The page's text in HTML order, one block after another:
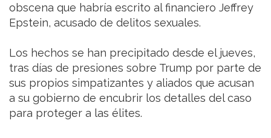
obscena que habría escrito al financiero Jeffrey
Epstein, acusado de delitos sexuales.
Los hechos se han precipitado desde el jueves,
tras días de presiones sobre Trump por parte de
sus propios simpatizantes y aliados que acusan
a su gobierno de encubrir los detalles del caso
para proteger a las élites.